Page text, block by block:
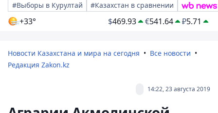
#Выборы в Курултай
#Казахстан в сравнении
+33° $469.93 €541.64 ₽5.71
Новости Казахстана и мира на сегодня
Все новости
Редакция Zakon.kz
14:22, 23 августа 2019